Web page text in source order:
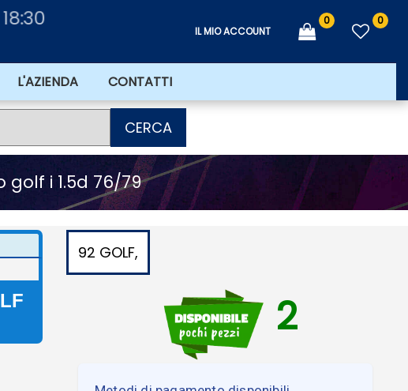
IL MIO ACCOUNT
0 0
L'AZIENDA CONTATTI
CERCA
i 1.5d 76/79
92 GOLF,
2